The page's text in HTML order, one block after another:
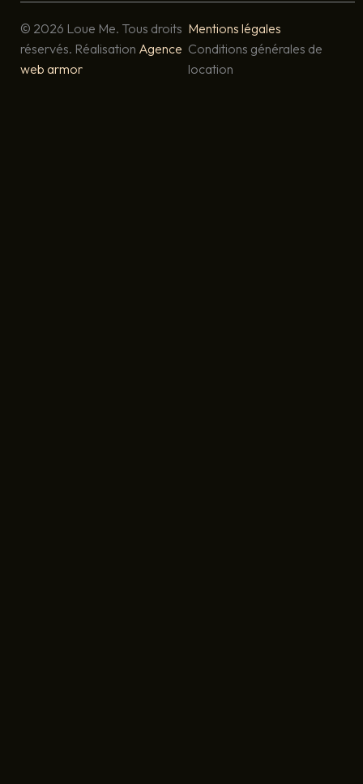
© 2026 Loue Me. Tous droits
réservés. Réalisation Agence
web armor
Mentions légales
Conditions générales de
location